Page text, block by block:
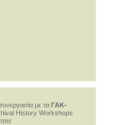
με τα ΓΑΚ-
History Workshops